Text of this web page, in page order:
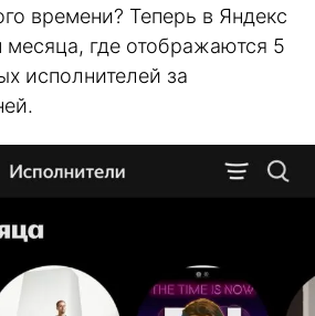
времени? Теперь в Яндекс
месяца, где отображаются 5
исполнителей за